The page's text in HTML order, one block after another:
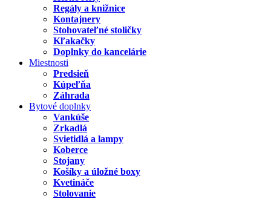
Regály a knižnice
Kontajnery
Stohovateľné stoličky
Kľakačky
Doplnky do kancelárie
Miestnosti
Predsieň
Kúpeľňa
Záhrada
Bytové doplnky
Vankúše
Zrkadlá
Svietidlá a lampy
Koberce
Stojany
Košíky a úložné boxy
Kvetináče
Stolovanie